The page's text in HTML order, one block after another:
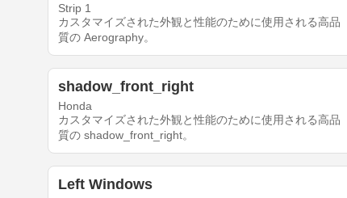
Strip 1
カスタマイズされた外観と性能のために使用される高品
質の Aerography。
shadow_front_right
Honda
カスタマイズされた外観と性能のために使用される高品
質の shadow_front_right。
Left Windows